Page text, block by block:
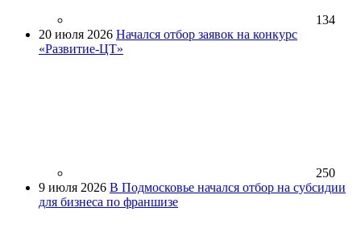
134
20 июля 2026 Начался отбор заявок на конкурс
«Развитие-ЦТ»
250
9 июля 2026 В Подмосковье начался отбор на субсидии
для бизнеса по франшизе